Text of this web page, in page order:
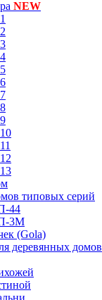
NEW
типовых серий
44
3М
(Gola)
деревянных домов